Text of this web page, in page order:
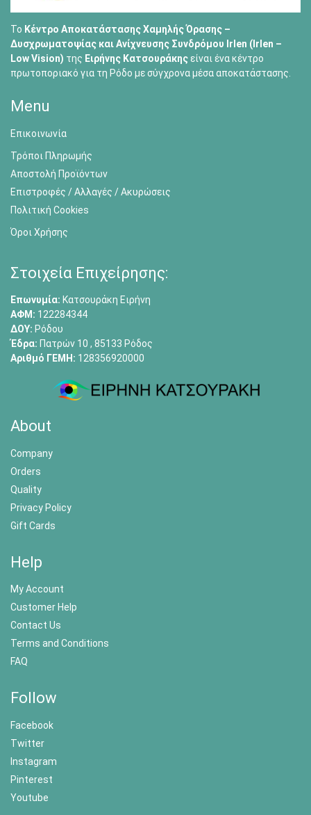
Το Κέντρο Αποκατάστασης Χαμηλής Όρασης –
Δυσχρωματοψίας και Ανίχνευσης Συνδρόμου Irlen (Irlen –
Low Vision) της Ειρήνης Κατσουράκηςείναι ένα κέντρο
πρωτοποριακό για τη Ρόδο με σύγχρονα μέσα αποκατάστασης.
Menu
Επικοινωνία
Τρόποι Πληρωμής
Αποστολή Προϊόντων
Επιστροφές / Αλλαγές / Ακυρώσεις
Πολιτική Cookies
Όροι Χρήσης
Στοιχεία Επιχείρησης:
Επωνυμία: Κατσουράκη Ειρήνη
ΑΦΜ: 122284344
ΔΟΥ: Ρόδου
Έδρα: Πατρών 10 , 85133 Ρόδος
Αριθμό ΓΕΜΗ: 128356920000
About
Company
Orders
Quality
Privacy Policy
Gift Cards
Help
My Account
Customer Help
Contact Us
Terms and Conditions
FAQ
Follow
Facebook
Twitter
Instagram
Pinterest
Youtube